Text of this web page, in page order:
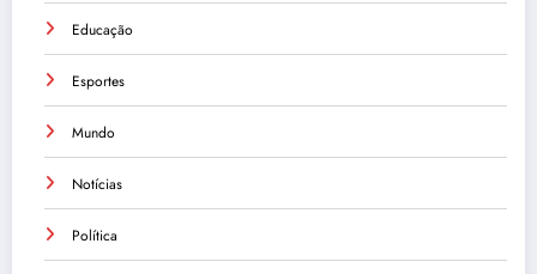
Educação
Esportes
Mundo
Notícias
Política